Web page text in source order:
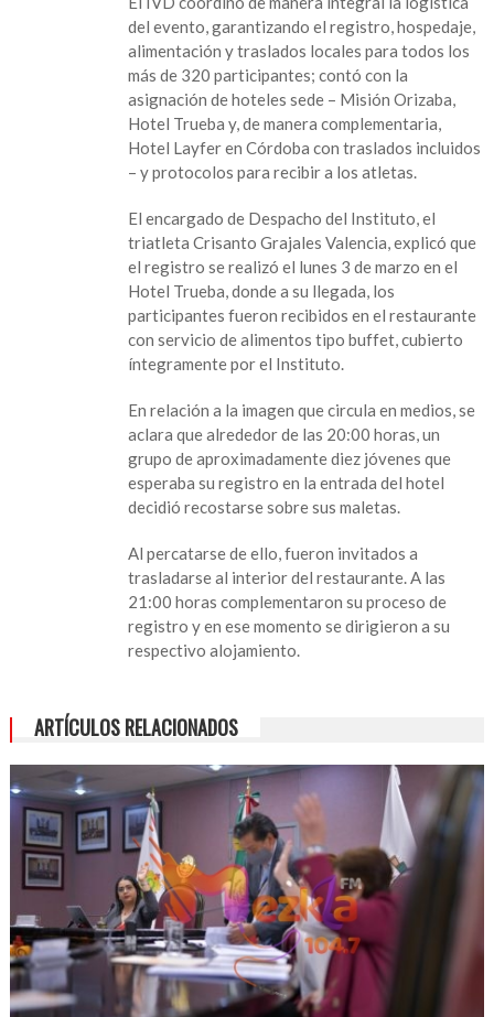
del evento, garantizando el registro, hospedaje,
alimentación y traslados locales para todos los
más de 320 participantes; contó con la
asignación de hoteles sede – Misión Orizaba,
Hotel Trueba y, de manera complementaria,
Hotel Layfer en Córdoba con traslados incluidos
– y protocolos para recibir a los atletas.
El encargado de Despacho del Instituto, el
triatleta Crisanto Grajales Valencia, explicó que
el registro se realizó el lunes 3 de marzo en el
Hotel Trueba, donde a su llegada, los
participantes fueron recibidos en el restaurante
con servicio de alimentos tipo buffet, cubierto
íntegramente por el Instituto.
En relación a la imagen que circula en medios, se
aclara que alrededor de las 20:00 horas, un
grupo de aproximadamente diez jóvenes que
esperaba su registro en la entrada del hotel
decidió recostarse sobre sus maletas.
Al percatarse de ello, fueron invitados a
trasladarse al interior del restaurante. A las
21:00 horas complementaron su proceso de
registro y en ese momento se dirigieron a su
respectivo alojamiento.
ARTÍCULOS RELACIONADOS